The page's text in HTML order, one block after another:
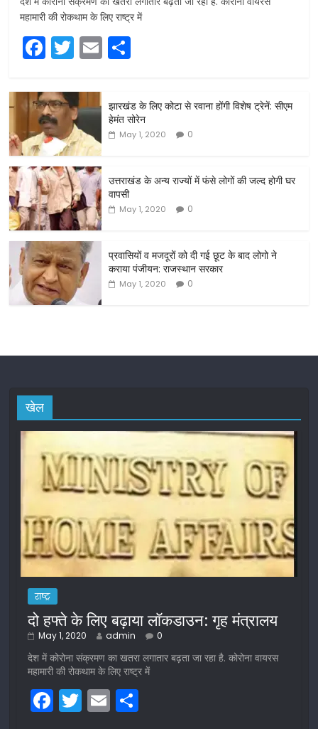
महामारी की रोकथाम के लिए राष्ट्र में
F
c
e
b
o
o
k
T
itt
er
E
ar
e
झारखंड के लिए कोटा से रवाना होंगी विशेष ट्रेनें: सीएम
हेमंत सोरेन
May 1, 2020 0
उत्तराखंड के अन्य राज्यों में फंसे लोगों की जल्द होगी घर
वापसी
May 1, 2020 0
प्रवासियों व मजदूरों को दी गई छूट के बाद लोगो ने
कराया पंजीयन: राजस्थान सरकार
May 1, 2020 0
खेल
राष्ट्र
दो हफ्ते के लिए बढ़ाया लॉकडाउन: गृह मंत्रालय
May 1, 2020 admin 0
देश में कोरोना संक्रमण का खतरा लगातार बढ़ता जा रहा है. कोरोना वायरस
महामारी की रोकथाम के लिए राष्ट्र में
F T E